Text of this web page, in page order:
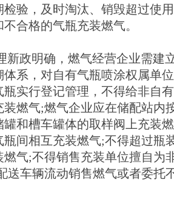
检验，及时淘汰、销毁超过使
合格的气瓶充装燃气。
政明确，燃气经营企业需建
系，对自有气瓶喷涂权属单
瓶实行登记管理，不得给非自
装燃气;燃气企业应在储配站内
罐和槽车罐体的取样阀上充装
瓶间相互充装燃气;不得超过瓶
燃气;不得销售充装单位擅自为
送车辆流动销售燃气或者委托